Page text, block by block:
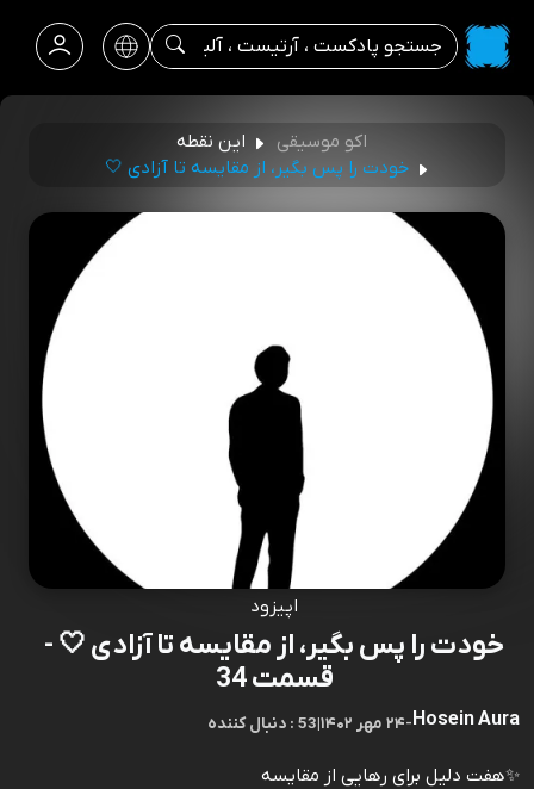
اکو موسیقی
این نقطه
خودت را پس بگیر، از مقایسه تا آزادی 🤍
اپیزود
خودت را پس بگیر، از مقایسه تا آزادی 🤍 -
قسمت 34
Hosein Aura
-۲۴ مهر ۱۴۰۲ |53 : دنبال کننده
✨هفت دلیل برای رهایی از مقایسه